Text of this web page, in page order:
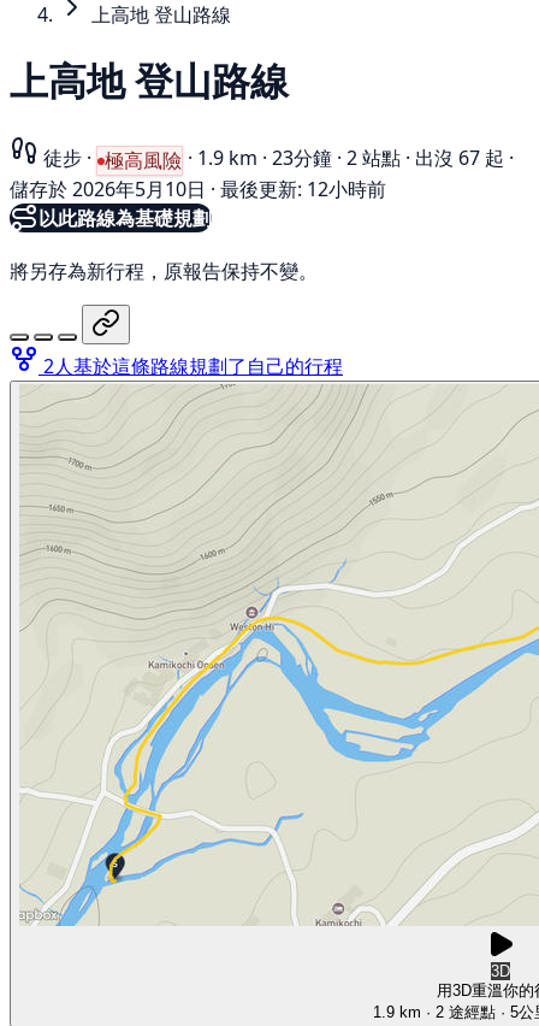
上高地 登山路線
上高地 登山路線
徒步 · 極高風險 · 1.9 km · 23分鐘 · 2 站點 · 出沒 67 起 ·
儲存於 2026年5月10日 · 最後更新: 12小時前
以此路線為基礎規劃
將另存為新行程，原報告保持不變。
2人基於這條路線規劃了自己的行程
3D
用3D重溫你的
1.9 km · 2 途經點· 5公